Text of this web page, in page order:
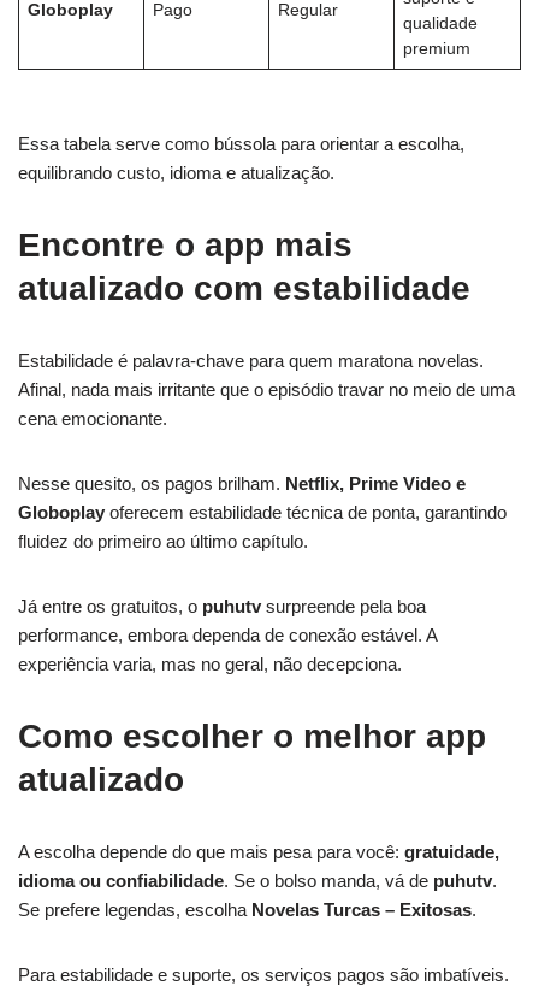
Globoplay Pago Regular
qualidade
premium
Essa tabela serve como bússola para orientar a escolha,
equilibrando custo, idioma e atualização.
Encontre o app mais
atualizado com estabilidade
Estabilidade é palavra-chave para quem maratona novelas.
Afinal, nada mais irritante que o episódio travar no meio de uma
cena emocionante.
Nesse quesito, os pagos brilham. Netflix, Prime Video e
Globoplay oferecem estabilidade técnica de ponta, garantindo
fluidez do primeiro ao último capítulo.
Já entre os gratuitos, o puhutv surpreende pela boa
performance, embora dependa de conexão estável. A
experiência varia, mas no geral, não decepciona.
Como escolher o melhor app
atualizado
A escolha depende do que mais pesa para você: gratuidade,
idioma ou confiabilidade. Se o bolso manda, vá de puhutv.
Se prefere legendas, escolha Novelas Turcas – Exitosas.
Para estabilidade e suporte, os serviços pagos são imbatíveis.